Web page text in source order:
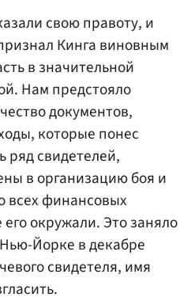
свою правоту, и
Кинга виновным
в значительной
Нам предстояло
документов,
которые понес
ряд свидетелей,
в организацию боя и
всех финансовых
окружали. Это заняло
Йорке в декабре
свидетеля, имя